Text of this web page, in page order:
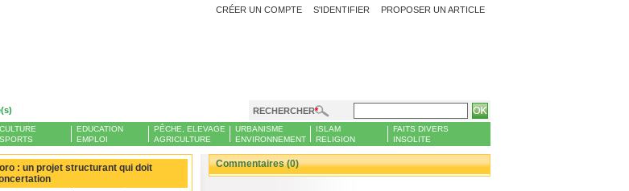
PROPOSER UN ARTICLE
CRÉER UN COMPTE S'IDENTIFIER
RECHERCHER
CULTURE
SPORTS
EDUCATION
EMPLOI
PÊCHE, ELEVAGE
AGRICULTURE
URBANISME
ENVIRONNEMENT
ISLAM
RELIGION
FAITS DIVERS
INSOLITE
: un projet structurant qui doit
Commentaires (0)